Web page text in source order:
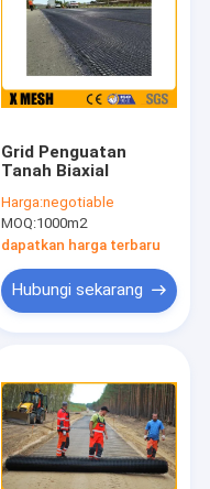
Grid Penguatan
Tanah Biaxial
Harga:negotiable
MOQ:1000m2
dapatkan harga terbaru
Hubungi sekarang